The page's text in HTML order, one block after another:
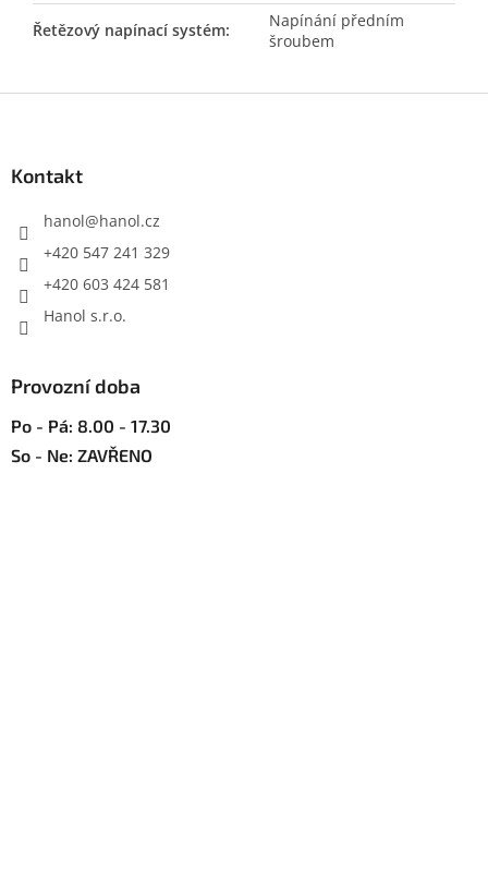
Řetězový napínací systém:
Napínání předním
šroubem
Kontakt
hanol@hanol.cz
+420 547 241 329
+420 603 424 581
Hanol s.r.o.
Provozní doba
Po - Pá: 8.00 - 17.30
So - Ne: ZAVŘENO